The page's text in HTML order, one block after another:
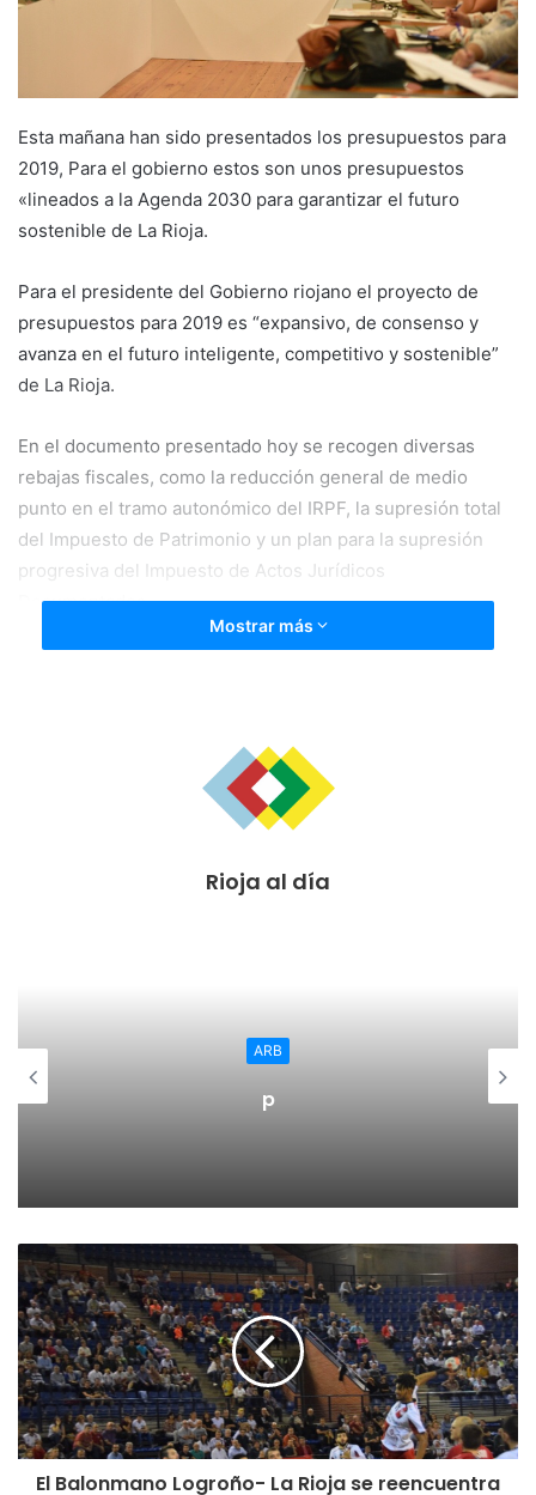
Esta mañana han sido presentados los presupuestos para
2019, Para el gobierno estos son unos presupuestos
«lineados a la Agenda 2030 para garantizar el futuro
sostenible de La Rioja.
Para el presidente del Gobierno riojano el proyecto de
presupuestos para 2019 es “expansivo, de consenso y
avanza en el futuro inteligente, competitivo y sostenible”
de La Rioja.
En el documento presentado hoy se recogen diversas
rebajas fiscales, como la reducción general de medio
punto en el tramo autonómico del IRPF, la supresión total
del Impuesto de Patrimonio y un plan para la supresión
progresiva del Impuesto de Actos Jurídicos
Documentados.
asegurado que son “unos presupuestos de oportunidades
para todos los riojanos y con los que asegurar el futuro
sostenible de La Rioja”. “Un presupuesto expansivo, de
justicia y equidad. Que avanza en el futuro inteligente,
En este sentido, ha explicado que el proyecto de Ley de
Presupuestos aprobado hoy por el Consejo de Gobierno
“recoge los valores y aspiraciones del pueblo riojano” y se
muchos riojanos y “a las aspiraciones del mundo rural, que
reclama la innovación pública para asegurar un futuro
próspero en nuestros municipios”. También ha recordado
que, por primera vez, su elaboración se ha abierto a la
participación ciudadana, “que ha permitido sumar las
medidas de los jóvenes”.
Además, ha subrayado que la principal novedad de los
Mostrar más
Rioja al día
ARB
p
El Balonmano Logroño- La Rioja se reencuentra